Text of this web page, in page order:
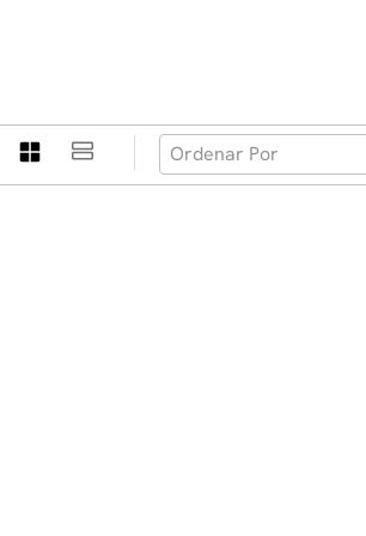
Ordenar Por